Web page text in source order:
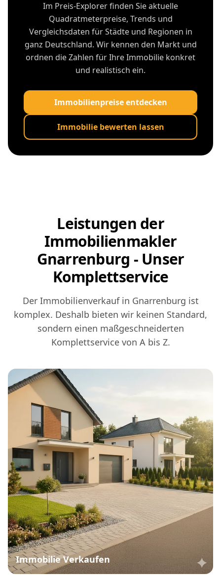
Im Preis-Explorer finden Sie aktuelle
Quadratmeterpreise, Trends und
Vergleichsdaten für Städte und Regionen in
ganz Deutschland. Wir kennen den Markt und
ordnen die Zahlen für Ihre Immobilie konkret
und realistisch ein.
Immobilienpreise entdecken
Immobilie bewerten lassen
Leistungen der
Immobilienmakler
Gnarrenburg - Unser
Komplettservice
Der Immobilienverkauf in Gnarrenburg ist
komplex. Deshalb bieten wir keinen Standard,
sondern einen maßgeschneiderten
Komplettservice von A bis Z.
Immobilie Verkaufen